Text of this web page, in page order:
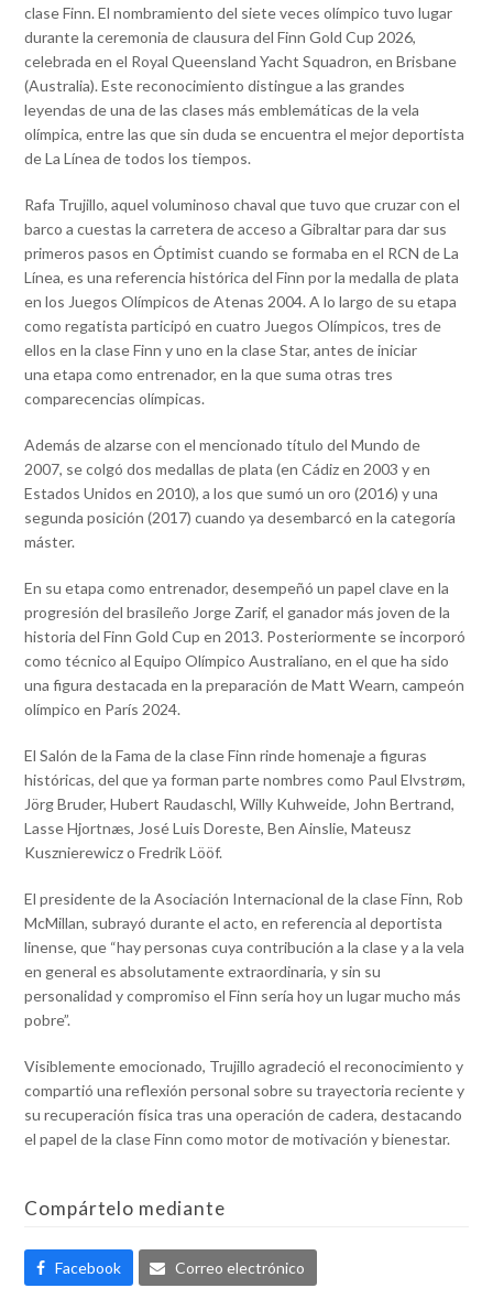
clase Finn. El nombramiento del siete veces olímpico tuvo lugar
durante la ceremonia de clausura del Finn Gold Cup 2026,
celebrada en el Royal Queensland Yacht Squadron, en Brisbane
(Australia). Este reconocimiento distingue a las grandes
leyendas de una de las clases más emblemáticas de la vela
olímpica, entre las que sin duda se encuentra el mejor deportista
de La Línea de todos los tiempos.
Rafa Trujillo, aquel voluminoso chaval que tuvo que cruzar con el
barco a cuestas la carretera de acceso a Gibraltar para dar sus
primeros pasos en Óptimist cuando se formaba en el RCN de La
Línea, es una referencia histórica del Finn por la medalla de plata
en los Juegos Olímpicos de Atenas 2004. A lo largo de su etapa
como regatista participó en cuatro Juegos Olímpicos, tres de
ellos en la clase Finn y uno en la clase Star, antes de iniciar
una etapa como entrenador, en la que suma otras tres
comparecencias olímpicas.
Además de alzarse con el mencionado título del Mundo de
2007, se colgó dos medallas de plata (en Cádiz en 2003 y en
Estados Unidos en 2010), a los que sumó un oro (2016) y una
segunda posición (2017) cuando ya desembarcó en la categoría
máster.
En su etapa como entrenador, desempeñó un papel clave en la
progresión del brasileño Jorge Zarif, el ganador más joven de la
historia del Finn Gold Cup en 2013. Posteriormente se incorporó
como técnico al Equipo Olímpico Australiano, en el que ha sido
una figura destacada en la preparación de Matt Wearn, campeón
olímpico en París 2024.
El Salón de la Fama de la clase Finn rinde homenaje a figuras
históricas, del que ya forman parte nombres como Paul Elvstrøm,
Jörg Bruder, Hubert Raudaschl, Willy Kuhweide, John Bertrand,
Lasse Hjortnæs, José Luis Doreste, Ben Ainslie, Mateusz
Kusznierewicz o Fredrik Lööf.
El presidente de la Asociación Internacional de la clase Finn, Rob
McMillan, subrayó durante el acto, en referencia al deportista
linense, que “hay personas cuya contribución a la clase y a la vela
en general es absolutamente extraordinaria, y sin su
personalidad y compromiso el Finn sería hoy un lugar mucho más
pobre”.
Visiblemente emocionado, Trujillo agradeció el reconocimiento y
compartió una reflexión personal sobre su trayectoria reciente y
su recuperación física tras una operación de cadera, destacando
el papel de la clase Finn como motor de motivación y bienestar.
Compártelo mediante
Facebook Correo electrónico